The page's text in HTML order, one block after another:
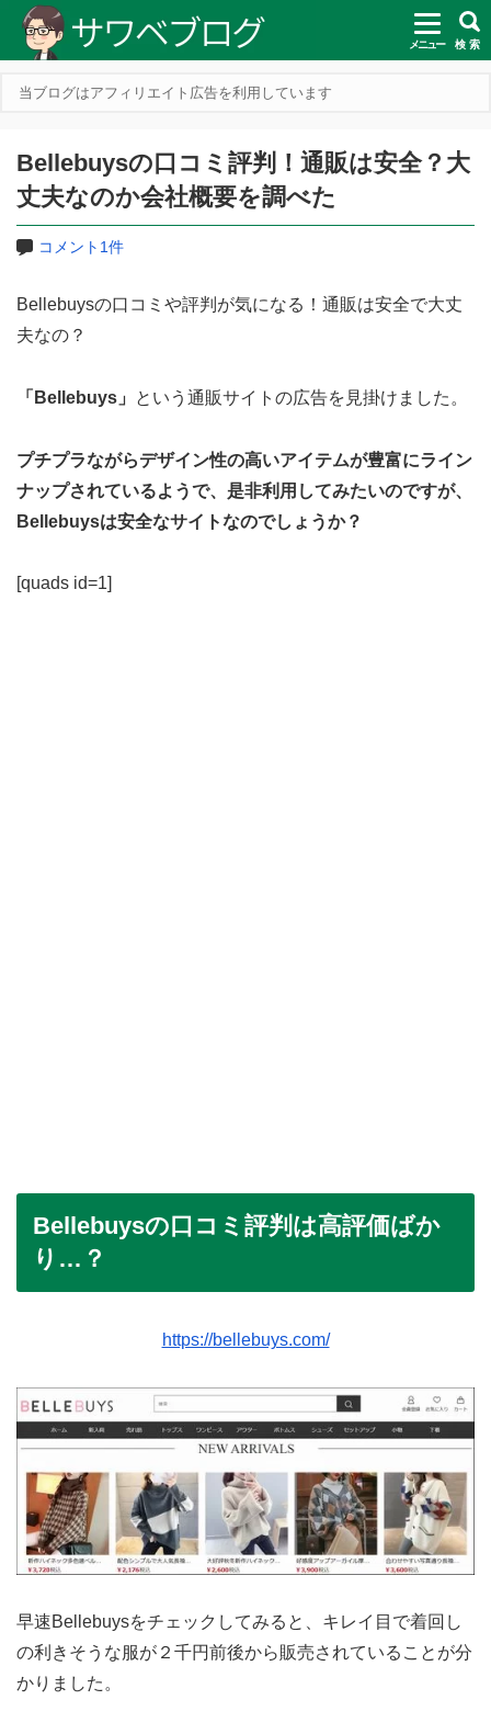
メニュー 検 索
当ブログはアフィリエイト広告を利用しています
Bellebuysの口コミ評判！通販は安全？大
丈夫なのか会社概要を調べた
コメント1件
Bellebuysの口コミや評判が気になる！通販は安全で大丈
夫なの？
「Bellebuys」 という通販サイトの広告を見掛けました。
プチプラながらデザイン性の高いアイテムが豊富にライン
ナップされているようで、是非利用してみたいのですが、
Bellebuysは安全なサイトなのでしょうか？
[quads id=1]
Bellebuysの口コミ評判は高評価ばか
り…？
https://bellebuys.com/
早速Bellebuysをチェックしてみると、キレイ目で着回し
の利きそうな服が２千円前後から販売されていることが分
かりました。